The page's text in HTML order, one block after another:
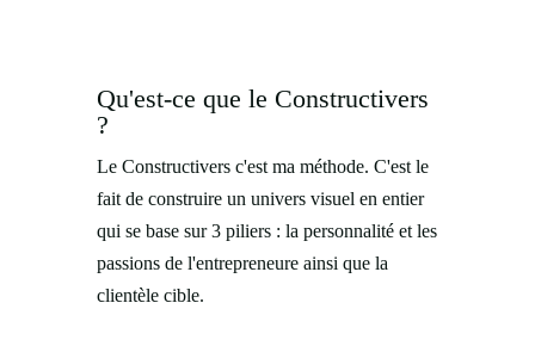
Qu'est-ce que le Constructivers
?
Le Constructivers c'est ma méthode. C'est le
fait de construire un univers visuel en entier
qui se base sur 3 piliers : la personnalité et les
passions de l'entrepreneure ainsi que la
clientèle cible.